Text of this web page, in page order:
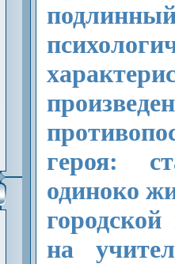
героя:
одиноко
на